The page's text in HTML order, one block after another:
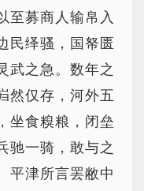
至募商人输帛入
民绎骚，国帑匮
武之急。数年之
然仅存，河外五
坐食糗粮，闭垒
驰一骑，敢与之
平津所言罢敝中